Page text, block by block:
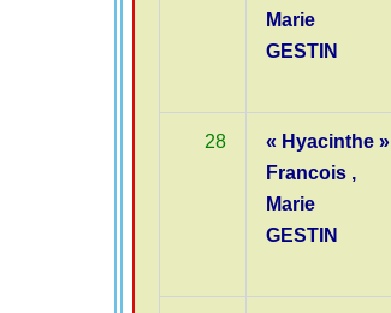
Marie
GESTIN
28
« Hyacinthe »
Francois ,
Marie
GESTIN